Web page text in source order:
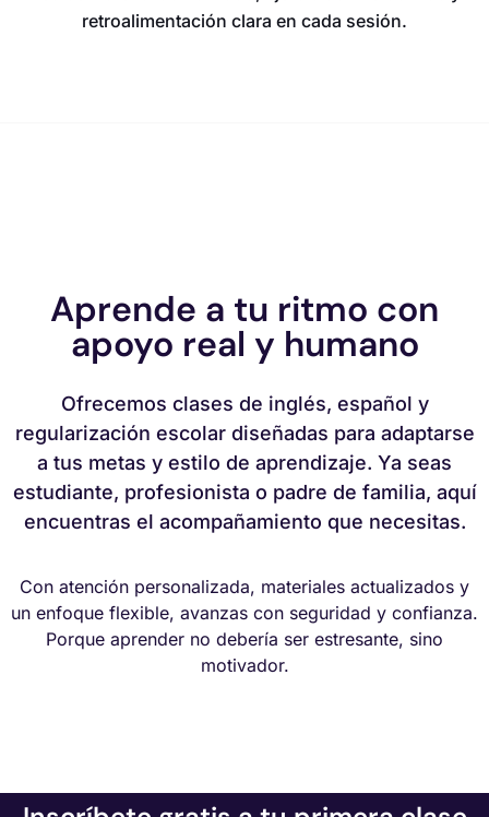
retroalimentación clara en cada sesión.
Aprende a tu ritmo con
apoyo real y humano
Ofrecemos clases de inglés, español y
regularización escolar diseñadas para adaptarse
a tus metas y estilo de aprendizaje. Ya seas
estudiante, profesionista o padre de familia, aquí
encuentras el acompañamiento que necesitas.
Con atención personalizada, materiales actualizados y
un enfoque flexible, avanzas con seguridad y confianza.
Porque aprender no debería ser estresante, sino
motivador.